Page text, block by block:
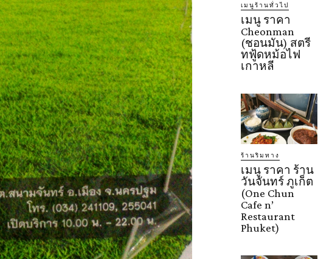
เมนูร้านทั่วไป
เมนู ราคา
Cheonman
(ชอนมัน) สตรี
ทฟู้ดหม้อไฟ
เกาหลี
ร้านริมทาง
เมนู ราคา ร้าน
วันจันทร์ ภูเก็ต
(One Chun
Cafe n’
Restaurant
Phuket)